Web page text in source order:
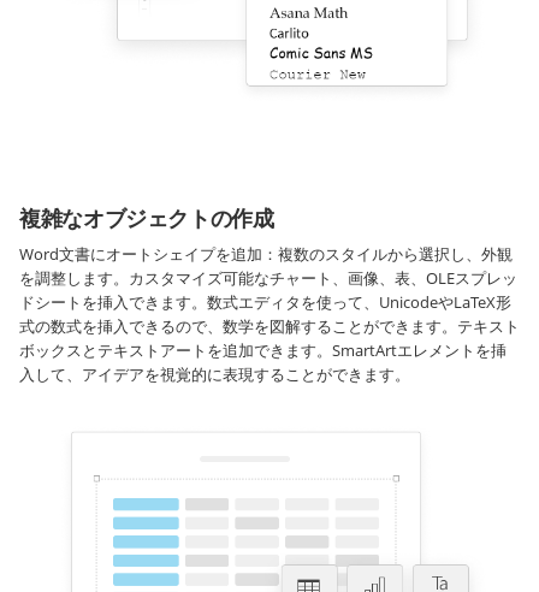
複雑なオブジェクトの作成
Word文書にオートシェイプを追加：複数のスタイルから選択し、外観
を調整します。カスタマイズ可能なチャート、画像、表、OLEスプレッ
ドシートを挿入できます。数式エディタを使って、UnicodeやLaTeX形
式の数式を挿入できるので、数学を図解することができます。テキスト
ボックスとテキストアートを追加できます。SmartArtエレメントを挿
入して、アイデアを視覚的に表現することができます。